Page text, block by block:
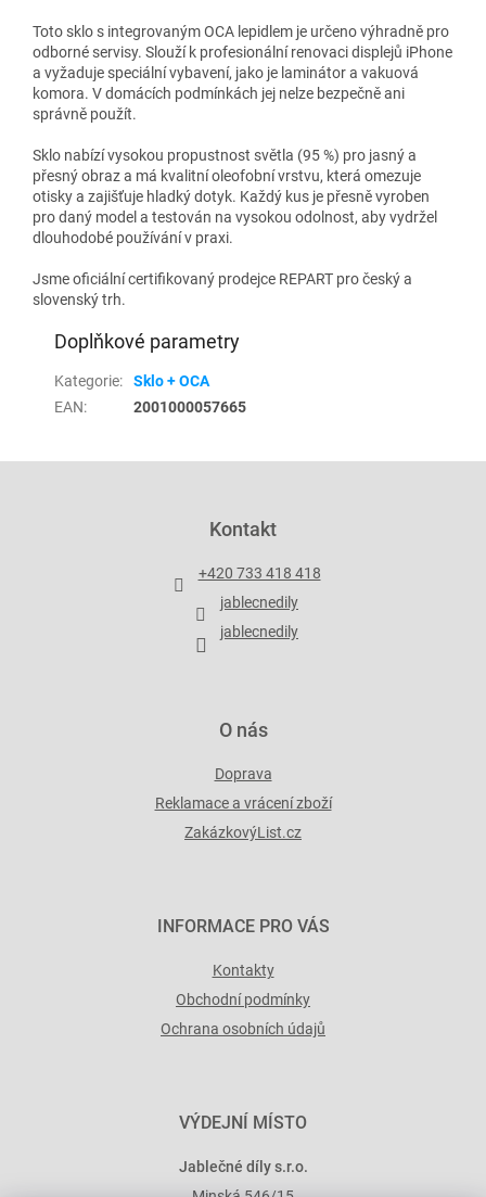
Toto sklo s integrovaným OCA lepidlem je určeno výhradně pro
odborné servisy. Slouží k profesionální renovaci displejů iPhone
a vyžaduje speciální vybavení, jako je laminátor a vakuová
komora. V domácích podmínkách jej nelze bezpečně ani
správně použít.
Sklo nabízí vysokou propustnost světla (95 %) pro jasný a
přesný obraz a má kvalitní oleofobní vrstvu, která omezuje
otisky a zajišťuje hladký dotyk. Každý kus je přesně vyroben
pro daný model a testován na vysokou odolnost, aby vydržel
dlouhodobé používání v praxi.
Jsme oficiální certifikovaný prodejce REPART pro český a
slovenský trh.
Doplňkové parametry
Kategorie:
Sklo + OCA
EAN: 2001000057665
Kontakt
+420 733 418 418
jablecnedily
jablecnedily
O nás
Doprava
Reklamace a vrácení zboží
ZakázkovýList.cz
INFORMACE PRO VÁS
Kontakty
Obchodní podmínky
Ochrana osobních údajů
VÝDEJNÍ MÍSTO
Jablečné díly s.r.o.